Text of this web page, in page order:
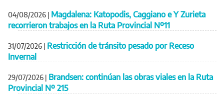
04/08/2026 | Magdalena: Katopodis, Caggiano e Y Zurieta
recorrieron trabajos en la Ruta Provincial Nº11
31/07/2026 | Restricción de tránsito pesado por Receso
Invernal
29/07/2026 | Brandsen: continúan las obras viales en la Ruta
Provincial Nº 215